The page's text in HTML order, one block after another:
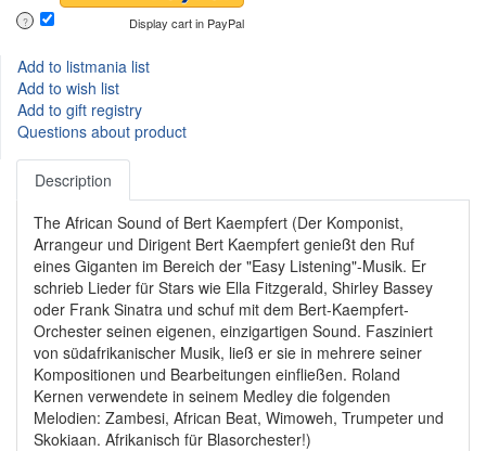
? Display cart in PayPal
Add to listmania list
Add to wish list
Add to gift registry
Questions about product
Description
The African Sound of Bert Kaempfert (Der Komponist,
Arrangeur und Dirigent Bert Kaempfert genießt den Ruf
eines Giganten im Bereich der "Easy Listening"-Musik. Er
schrieb Lieder für Stars wie Ella Fitzgerald, Shirley Bassey
oder Frank Sinatra und schuf mit dem Bert-Kaempfert-
Orchester seinen eigenen, einzigartigen Sound. Fasziniert
von südafrikanischer Musik, ließ er sie in mehrere seiner
Kompositionen und Bearbeitungen einfließen. Roland
Kernen verwendete in seinem Medley die folgenden
Melodien: Zambesi, African Beat, Wimoweh, Trumpeter und
Skokiaan. Afrikanisch für Blasorchester!)